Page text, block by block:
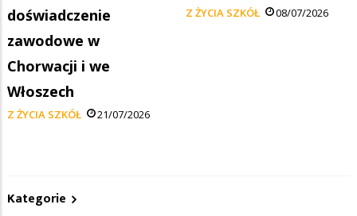
doświadczenie
zawodowe w
Chorwacji i we
Włoszech
Z ŻYCIA SZKÓŁ 21/07/2026
Z ŻYCIA SZKÓŁ 08/07/2026
Kategorie